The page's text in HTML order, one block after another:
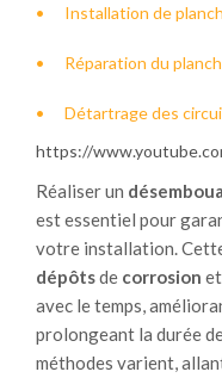
Installation de
Réparation du
Détartrage des
https://
Réaliser un
est essentiel pour
votre installation.
dépôtsde corrosion
avec le temps,
prolongeant la durée
méthodes varient,